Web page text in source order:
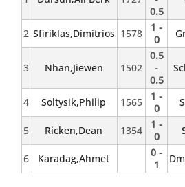
0.5
2 Sfiriklas,Dimitrios 1578
1 -
0
3 Nhan,Jiewen 1502
0.5
-
0.5
4 Soltysik,Philip 1565
1 -
0
5 Ricken,Dean 1354
1 -
0
6 Karadag,Ahmet
0 -
1